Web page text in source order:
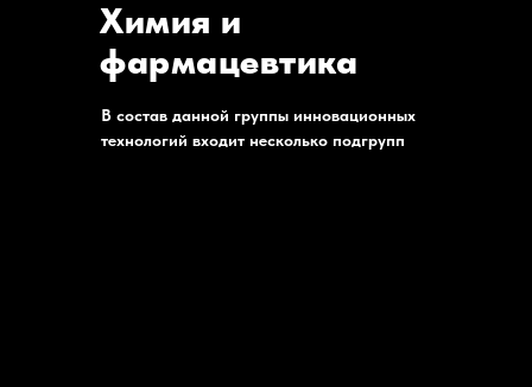
Химия и
фармацевтика
В состав данной группы инновационных
технологий входит несколько подгрупп